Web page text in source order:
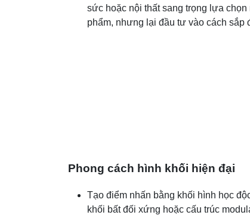
sức hoặc nội thất sang trọng lựa
phẩm, nhưng lại đầu tư vào cách sắp
Phong cách hình khối hiện đại
Tạo điểm nhấn bằng khối hình học
khối bất đối xứng hoặc cấu trúc